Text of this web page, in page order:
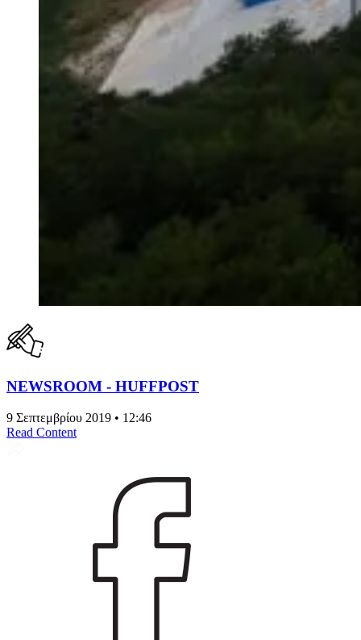
NEWSROOM - HUFFPOST
9 Σεπτεμβρίου 2019 • 12:46
Read Content